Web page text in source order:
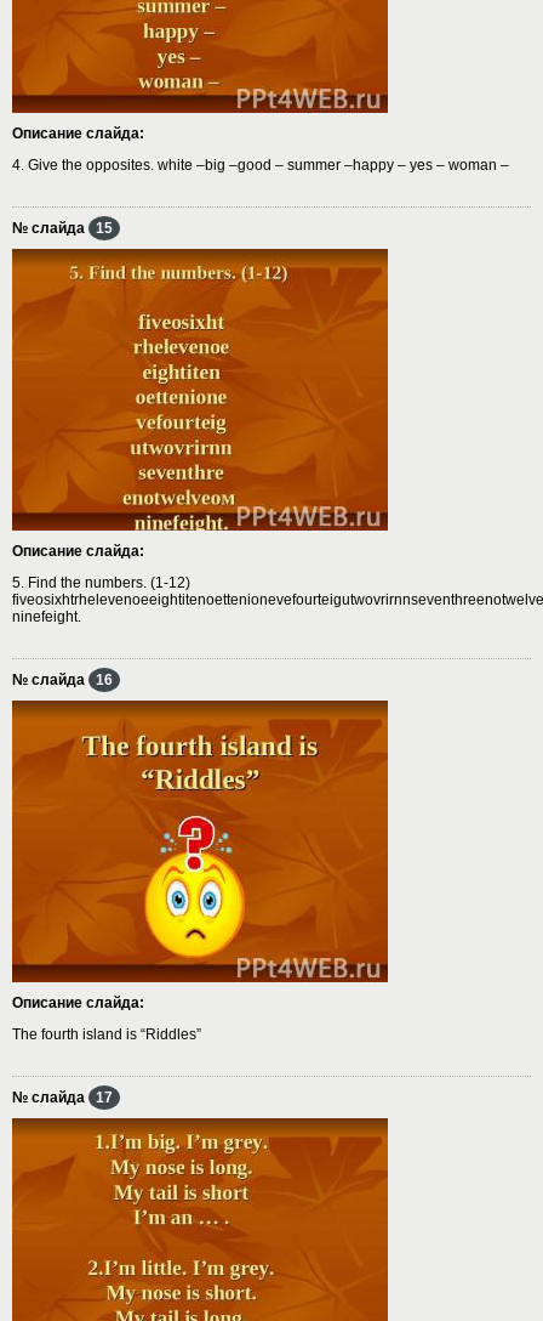
Описание слайда:
4. Give the opposites. white –big –good – summer –happy – yes – woman –
№ слайда 15
Описание слайда:
5. Find the numbers. (1-12)
ninefeight.
№ слайда 16
Описание слайда:
The fourth island is “Riddles”
№ слайда 17